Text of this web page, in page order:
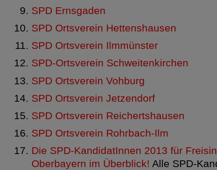
SPD Ernsgaden
SPD Ortsverein Hettenshausen
SPD Ortsverein Ilmmünster
SPD-Ortsverein Schweitenkirchen
SPD Ortsverein Vohburg
SPD Ortsverein Jetzendorf
SPD Ortsverein Reichertshausen
SPD Ortsverein Rohrbach-Ilm
Die SPD-KandidatInnen 2013 für
Oberbayern im Überblick! Alle SPD-